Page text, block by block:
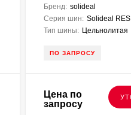
Бренд: solideal
Серия шин: Solideal
Тип шины: Цельнолитая
ПО ЗАПРОСУ
Цена по
запросу